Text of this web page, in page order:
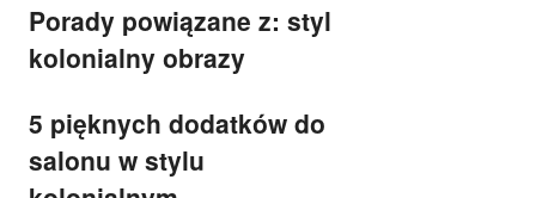
Porady powiązane z:styl
kolonialny obrazy
5 pięknych dodatków do
salonu w stylu